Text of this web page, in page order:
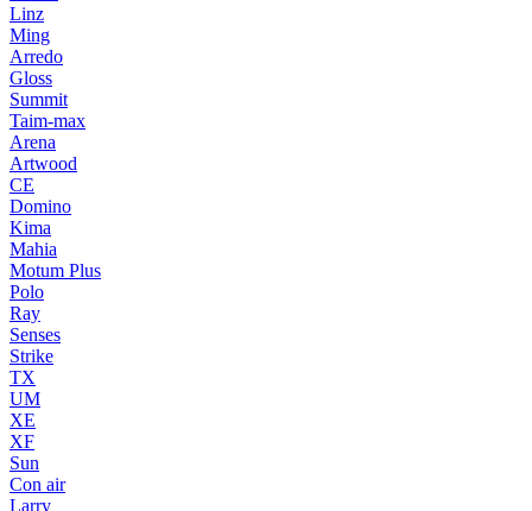
Linz
Ming
Arredo
Gloss
Summit
Taim-max
Arena
Artwood
CE
Domino
Kima
Mahia
Motum Plus
Polo
Ray
Senses
Strike
TX
UM
XE
XF
Sun
Con air
Larry